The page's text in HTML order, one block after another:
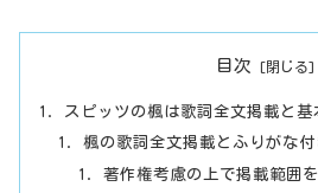
目次
スピッツの楓は歌詞全文掲載と基
楓の歌詞全文掲載とふりがな
著作権考慮の上で掲載範囲